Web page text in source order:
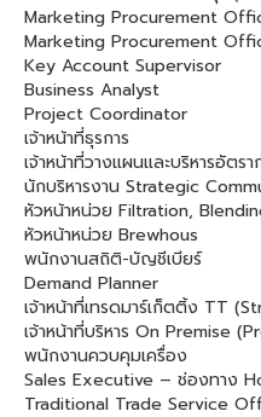
Marketing Procurement
Marketing Procurement
Key Account Supervisor
Business Analyst
Project Coordinator
เจ้าหน้าที่ธุรการ
เจ้าหน้าที่วางแผนและบริหารอัตรา
นักบริหารงาน Strategic
หัวหน้าหน่วย Filtration,
หัวหน้าหน่วย Brewhous
พนักงานสถิติ-บัญชีเบียร์
Demand Planner
เจ้าหน้าที่เทรดมาร์เก็ตติ้ง TT
เจ้าหน้าที่บริหาร On Premise
พนักงานควบคุมเครื่อง
Sales Executive – ช่องทาง
Traditional Trade Service